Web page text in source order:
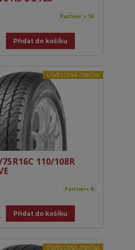
Partner > 10
Přidat do košíku
OSVĚDČENÁ ZNAČKA
110/108R
Partner+ 6
Přidat do košíku
OSVĚDČENÁ ZNAČKA